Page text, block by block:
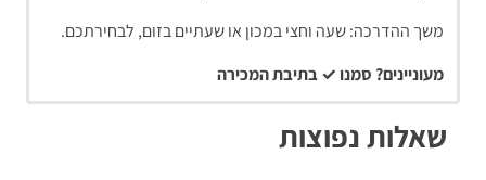
משך ההדרכה: שעה וחצי במכון או שעתיים בזום, לבחירתכם.
מעוניינים? סמנו ✓ בתיבת המכירה
שאלות נפוצות